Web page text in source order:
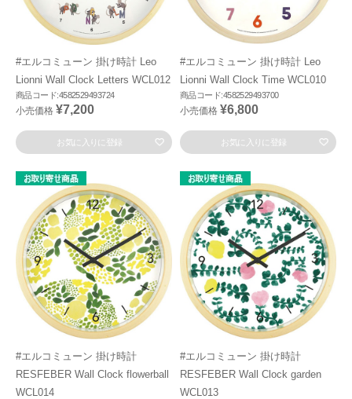
#エルコミューン 掛け時計 Leo
Lionni Wall Clock Letters WCL012
商品コード:4582529493724
小売価格 ¥7,200
お気に入りに登録
#エルコミューン 掛け時計 Leo
Lionni Wall Clock Time WCL010
商品コード:4582529493700
小売価格 ¥6,800
お気に入りに登録
#エルコミューン 掛け時計
RESFEBER Wall Clock flowerball
WCL014
#エルコミューン 掛け時計
RESFEBER Wall Clock garden
WCL013